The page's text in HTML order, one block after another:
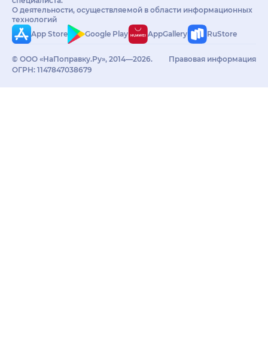
О деятельности, осуществляемой в области информационных
технологий
App Store
Google Play AppGallery RuStore
© ООО «НаПоправку.Ру», 2014—2026.
ОГРН: 1147847038679
Правовая информация